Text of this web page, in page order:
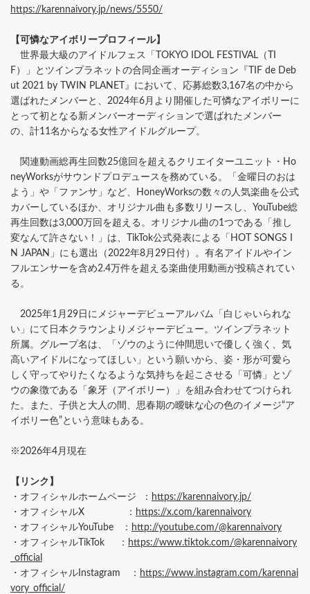
https://karennaivory.jp/news/5550/
【可憐なアイボリープロフィール】
世界最大級のアイドルフェス「TOKYO IDOL FESTIVAL（TI
F）」とツインプラネットの合同企画オーディション『TIF de Deb
ut 2021 by TWIN PLANET』において、応募総数3,167名の中から
選ばれたメンバーと、2024年6月より開催した可憐なアイボリーに
とって初となる新メンバーオーディションで選ばれたメンバー
の、計11名からなる女性アイドルグループ。
関連動画総再生回数25億回を超えるクリエイターユニット・Ho
neyWorksがサウンドプロデュースを務めている。「金曜日のおは
よう」や「ファンサ」など、HoneyWorksの数々の人気楽曲を公式
カバーしているほか、オリジナル曲も多数リリースし、YouTube総
再生回数は3,000万回を超える。オリジナル曲の1つである「推し
変なんて許さない！」は、TikTok公式発表による「HOT SONGS I
N JAPAN」にも選出（2022年8月29日付）。有名アイドルやイン
フルエンサーを含め2.4万件を超える楽曲使用動画が投稿されてい
る。
2025年1月29日にメジャーデビューアルバム「白じゃいられな
い」にて日本クラウンよりメジャーデビュー。ツインプラネット
所属。グループ名は、「ゾウのように仲間思いで優しく強く、気
高いアイドルになってほしい」という願いから、姿・形が可愛ら
しく守ってやりたくなるような気持ちを起こさせる「可憐」とゾ
ウの象徴である「象牙（アイボリー）」を組み合わせてつけられ
た。また、子供と大人の間、思春期の曖昧な心の色のイメージ“ア
イボリー色”という意味もある。
※2026年4月現在
【リンク】
・オフィシャルホームページ ： https://karennaivory.jp/
・オフィシャルX ： https://x.com/karennaivory
・オフィシャルYouTube ： http://youtube.com/@karennaivory
・オフィシャルTikTok ： https://www.tiktok.com/@karennaivory
_official
・オフィシャルInstagram ： https://www.instagram.com/karennai
vory_official/